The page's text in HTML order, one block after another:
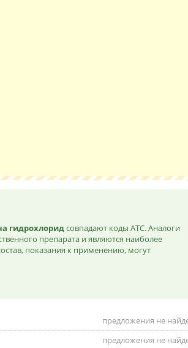
гидрохлоридсовпадают коды ATC. Аналоги
препарата и являются наиболее
показания к применению, могут
предложения не
предложения не